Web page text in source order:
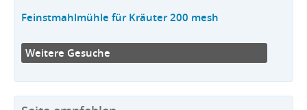
Feinstmahlmühle für Kräuter 200 mesh
Weitere Gesuche